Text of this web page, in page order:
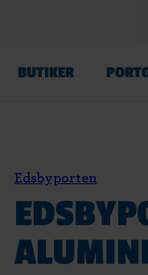
BUTIKER
Edsbyporten